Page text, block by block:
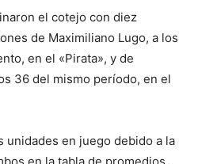
el cotejo con diez
de Maximiliano Lugo, a los
en el «Pirata», y de
36 del mismo período, en el
unidades en juego debido a la